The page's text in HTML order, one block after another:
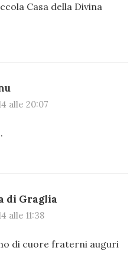
Casa della Divina
alle 20:07
di Graglia
alle 11:38
di cuore fraterni auguri